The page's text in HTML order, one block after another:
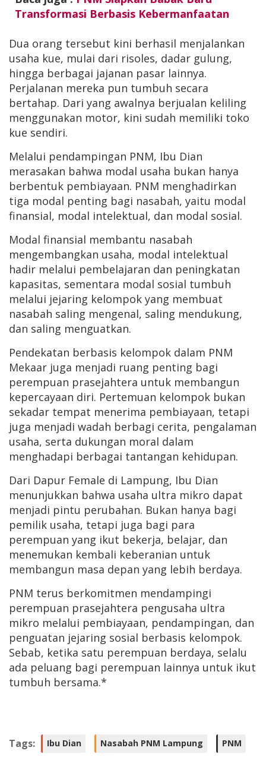
Transformasi Berbasis Kebermanfaatan
Dua orang tersebut kini berhasil menjalankan
usaha kue, mulai dari risoles, dadar gulung,
hingga berbagai jajanan pasar lainnya.
Perjalanan mereka pun tumbuh secara
bertahap. Dari yang awalnya berjualan keliling
menggunakan motor, kini sudah memiliki toko
kue sendiri.
Melalui pendampingan PNM, Ibu Dian
merasakan bahwa modal usaha bukan hanya
berbentuk pembiayaan. PNM menghadirkan
tiga modal penting bagi nasabah, yaitu modal
finansial, modal intelektual, dan modal sosial.
Modal finansial membantu nasabah
mengembangkan usaha, modal intelektual
hadir melalui pembelajaran dan peningkatan
kapasitas, sementara modal sosial tumbuh
melalui jejaring kelompok yang membuat
nasabah saling mengenal, saling mendukung,
dan saling menguatkan.
Pendekatan berbasis kelompok dalam PNM
Mekaar juga menjadi ruang penting bagi
perempuan prasejahtera untuk membangun
kepercayaan diri. Pertemuan kelompok bukan
sekadar tempat menerima pembiayaan, tetapi
juga menjadi wadah berbagi cerita, pengalaman
usaha, serta dukungan moral dalam
menghadapi berbagai tantangan kehidupan.
Dari Dapur Female di Lampung, Ibu Dian
menunjukkan bahwa usaha ultra mikro dapat
menjadi pintu perubahan. Bukan hanya bagi
pemilik usaha, tetapi juga bagi para
perempuan yang ikut bekerja, belajar, dan
menemukan kembali keberanian untuk
membangun masa depan yang lebih berdaya.
PNM terus berkomitmen mendampingi
perempuan prasejahtera pengusaha ultra
mikro melalui pembiayaan, pendampingan, dan
penguatan jejaring sosial berbasis kelompok.
Sebab, ketika satu perempuan berdaya, selalu
ada peluang bagi perempuan lainnya untuk ikut
tumbuh bersama.*
Tags: Ibu Dian Nasabah PNM Lampung PNM